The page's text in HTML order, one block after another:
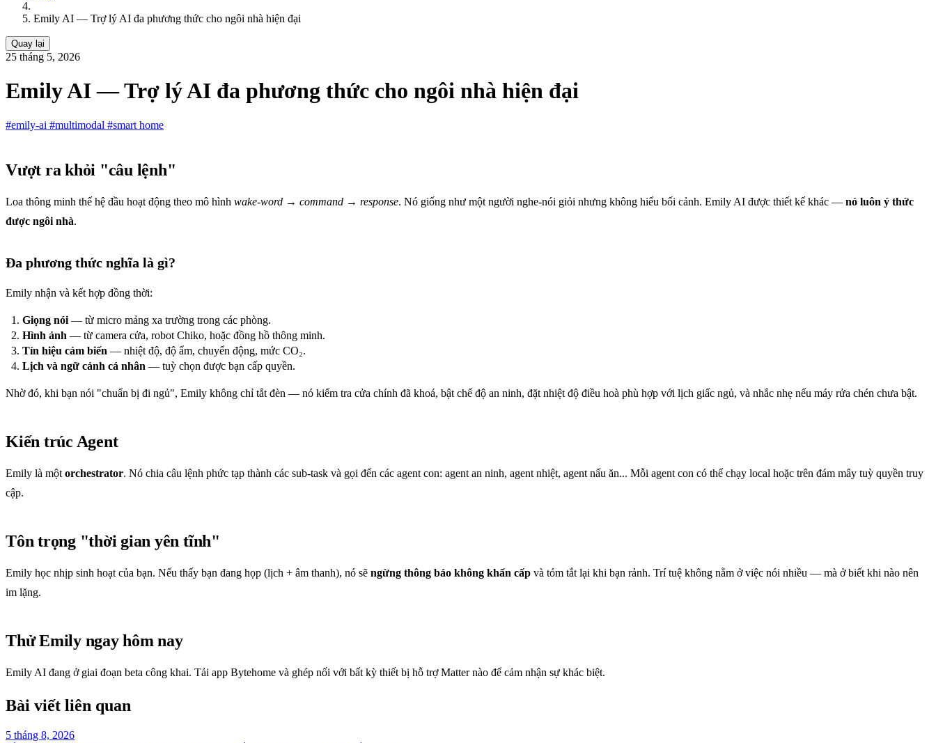
Emily AI — Trợ lý AI đa phương thức cho ngôi nhà hiện đại
Quay lại
25 tháng 5, 2026
Emily AI — Trợ lý AI đa phương thức cho ngôi nhà hiện đại
#emily-ai #multimodal #smart home
Vượt ra khỏi "câu lệnh"
Loa thông minh thế hệ đầu hoạt động theo mô hình wake-word → command → response. Nó giống như một người nghe-nói giỏi nhưng không hiểu bối cảnh. Emily AI được thiết kế khác — nó luôn ý thức
được ngôi nhà.
Đa phương thức nghĩa là gì?
Emily nhận và kết hợp đồng thời:
Giọng nói — từ micro mảng xa trường trong các phòng.
Hình ảnh — từ camera cửa, robot Chiko, hoặc đồng hồ thông minh.
Tín hiệu cảm biến — nhiệt độ, độ ẩm, chuyển động, mức CO₂.
Lịch và ngữ cảnh cá nhân — tuỳ chọn được bạn cấp quyền.
Nhờ đó, khi bạn nói "chuẩn bị đi ngủ", Emily không chỉ tắt đèn — nó kiểm tra cửa chính đã khoá, bật chế độ an ninh, đặt nhiệt độ điều hoà phù hợp với lịch giấc ngủ, và nhắc nhẹ nếu máy rửa chén chưa bật.
Kiến trúc Agent
Emily là một orchestrator. Nó chia câu lệnh phức tạp thành các sub-task và gọi đến các agent con: agent an ninh, agent nhiệt, agent nấu ăn... Mỗi agent con có thể chạy local hoặc trên đám mây tuỳ quyền truy
cập.
Tôn trọng "thời gian yên tĩnh"
Emily học nhịp sinh hoạt của bạn. Nếu thấy bạn đang họp (lịch + âm thanh), nó sẽ ngừng thông báo không khẩn cấp và tóm tắt lại khi bạn rảnh. Trí tuệ không nằm ở việc nói nhiều — mà ở biết khi nào nên
im lặng.
Thử Emily ngay hôm nay
Emily AI đang ở giai đoạn beta công khai. Tải app Bytehome và ghép nối với bất kỳ thiết bị hỗ trợ Matter nào để cảm nhận sự khác biệt.
Bài viết liên quan
5 tháng 8, 2026